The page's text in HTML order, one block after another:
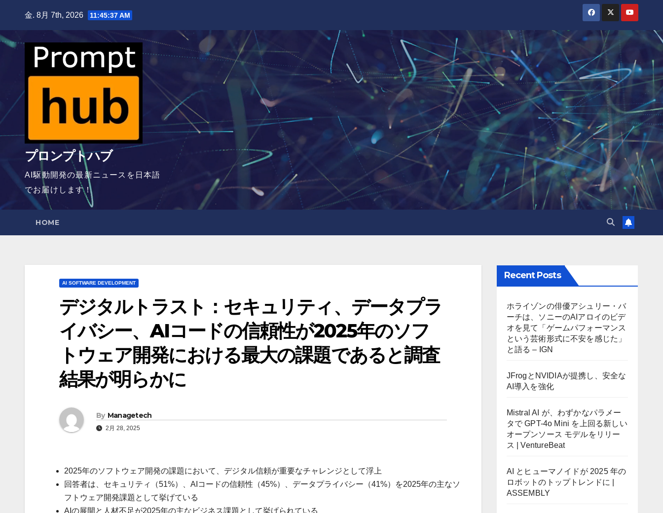
content
金. 8月 7th, 2026 11:45:38 AM
プロンプトハブ
AI駆動開発の最新ニュースを日本語
でお届けします！
HOME
AI SOFTWARE DEVELOPMENT
デジタルトラスト：セキュリティ、データプラ
イバシー、AIコードの信頼性が2025年のソフ
トウェア開発における最大の課題であると調査
結果が明らかに
By Managetech
2月 28, 2025
2025年のソフトウェア開発の課題において、デジタル信頼が重要なチャレンジとして浮上
回答者は、セキュリティ（51%）、AIコードの信頼性（45%）、データプライバシー（41%）を2025年の主なソ
フトウェア開発課題として挙げている
AIの展開と人材不足が2025年の主なビジネス課題として挙げられている
Recent Posts
ホライゾンの俳優アシュリー・バ
ーチは、ソニーのAIアロイのビデ
オを見て「ゲームパフォーマンス
という芸術形式に不安を感じた」
と語る – IGN
JFrogとNVIDIAが提携し、安全な
AI導入を強化
Mistral AI が、わずかなパラメー
タで GPT-4o Mini を上回る新しい
オープンソース モデルをリリー
ス | VentureBeat
AI とヒューマノイドが 2025 年の
ロボットのトップトレンドに |
ASSEMBLY